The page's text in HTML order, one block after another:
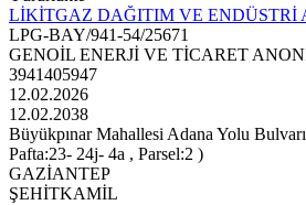
LİKİTGAZ DAĞITIM VE ENDÜSTRİ
LPG-BAY/941-54/25671
GENOİL ENERJİ VE TİCARET
3941405947
12.02.2026
12.02.2038
Büyükpınar Mahallesi Adana Yolu
Pafta:23- 24j- 4a , Parsel:2 )
GAZİANTEP
ŞEHİTKAMİL